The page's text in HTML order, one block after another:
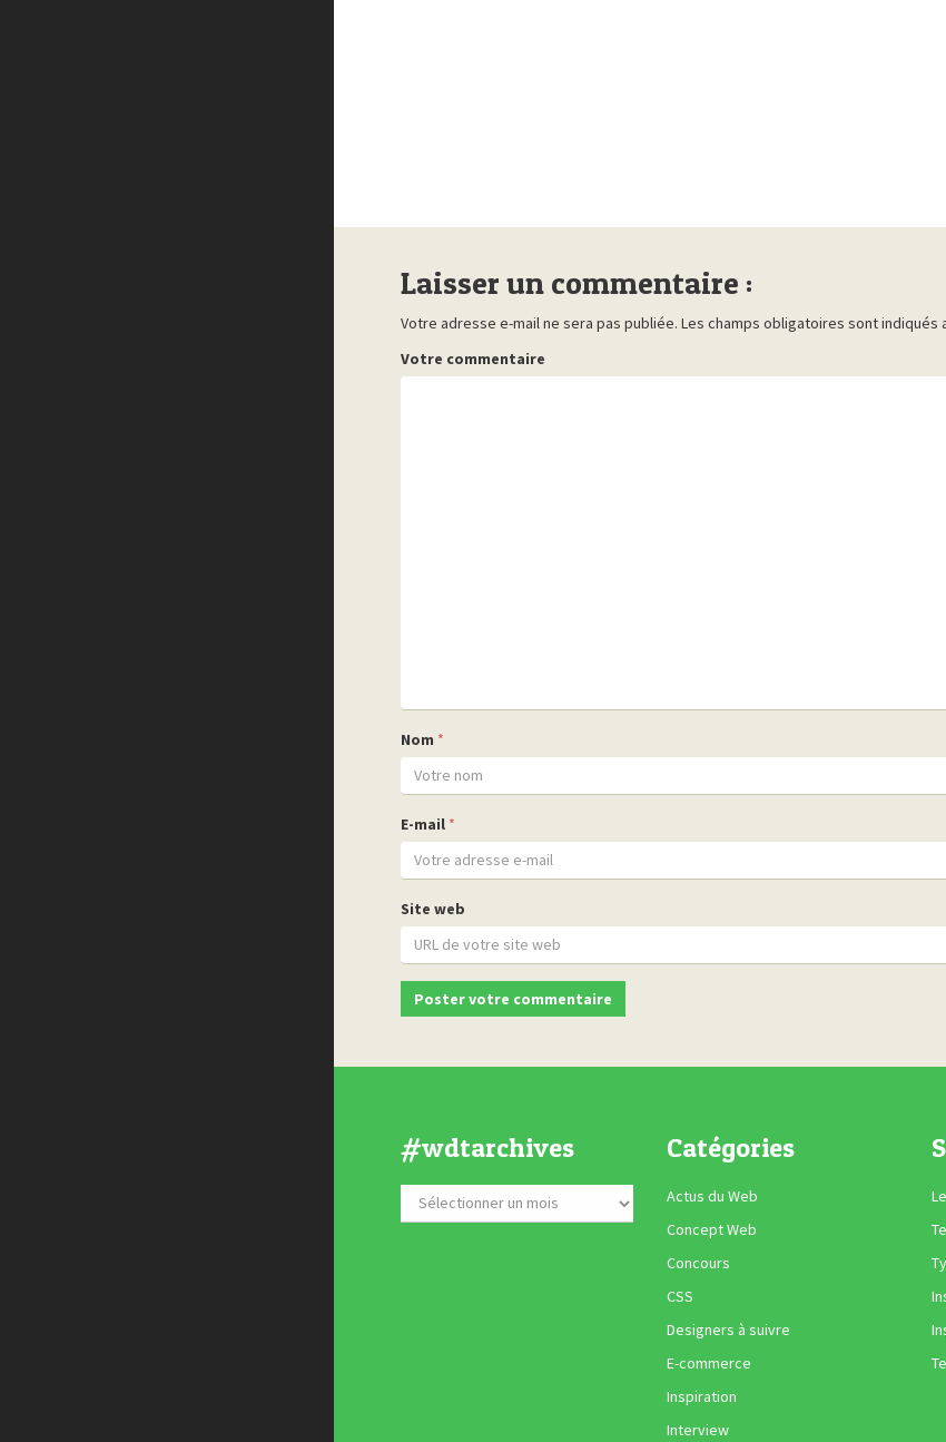
Laisser un commentaire :
Votre adresse e-mail ne sera pas publiée. Les champs obligatoires sont indiqués
Votre commentaire
Nom *
E-mail *
Site web
#wdtarchives Catégories
Actus du Web
Concept Web
Concours
CSS
Designers à suivre
E-commerce
Inspiration
Interview